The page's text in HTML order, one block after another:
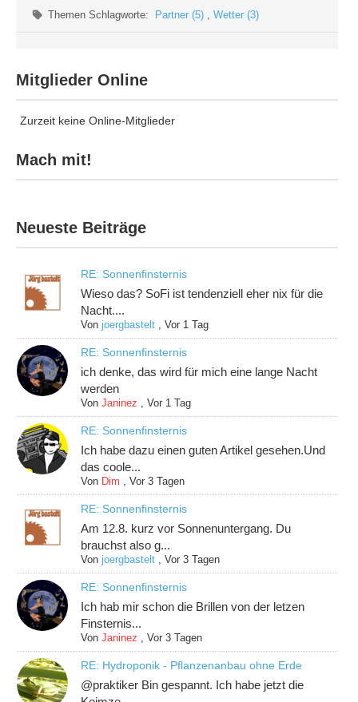
Themen Schlagworte: Partner (5) , Wetter (3)
Mitglieder Online
Zurzeit keine Online-Mitglieder
Mach mit!
Neueste Beiträge
RE: Sonnenfinsternis
Wieso das? SoFi ist tendenziell eher nix für die
Nacht....
Vonjoergbastelt ,Vor 1 Tag
RE: Sonnenfinsternis
ich denke, das wird für mich eine lange Nacht
werden
VonJaninez ,Vor 1 Tag
RE: Sonnenfinsternis
Ich habe dazu einen guten Artikel gesehen.Und
das coole...
Von Dim ,Vor 3 Tagen
RE: Sonnenfinsternis
Am 12.8. kurz vor Sonnenuntergang. Du
brauchst also g...
Vonjoergbastelt ,Vor 3 Tagen
RE: Sonnenfinsternis
Ich hab mir schon die Brillen von der letzen
Finsternis...
VonJaninez ,Vor 3 Tagen
RE: Hydroponik - Pflanzenanbau ohne Erde
@praktiker Bin gespannt. Ich habe jetzt die